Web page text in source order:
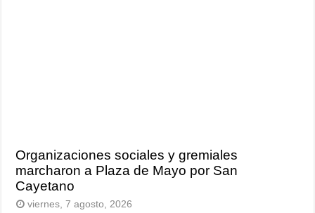
Organizaciones sociales y gremiales
marcharon a Plaza de Mayo por San
Cayetano
viernes, 7 agosto, 2026